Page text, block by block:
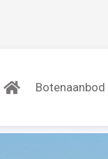
Botenaanbod